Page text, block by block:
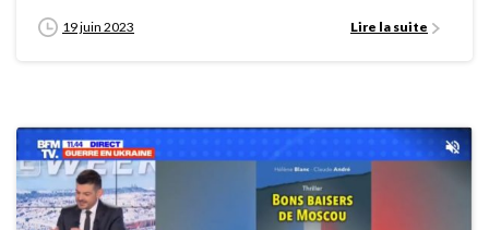
19 juin 2023 Lire la suite